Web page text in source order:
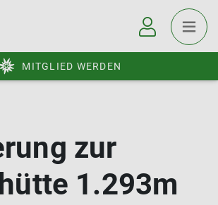
MITGLIED WERDEN
zur
1.293m